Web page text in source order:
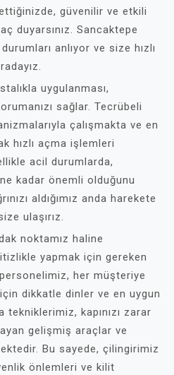
güvenilir ve etkili
duyarsınız. Sancaktepe
anlıyor ve size hızlı
uygulanması,
sağlar. Tecrübeli
çalışmakta ve en
hızlı açma işlemleri
acil durumlarda,
kadar önemli olduğunu
aldığımız anda harekete
ulaşırız.
noktamız haline
yapmak için gereken
her müşteriye
dikkatle dinler ve en uygun
tekniklerimiz, kapınızı zarar
gelişmiş araçlar ve
Bu sayede, çilingirimiz
önlemleri ve kilit